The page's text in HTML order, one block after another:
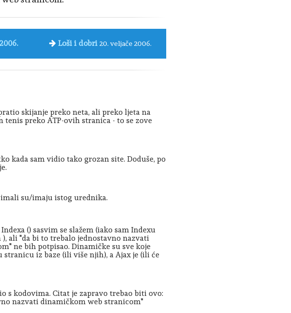
Loši i dobri 20. veljače 2006.
skijanje preko neta, ali preko ljeta na
preko ATP-ovih stranica - to se zove
kada sam vidio tako grozan site. Doduše, po
su/imaju istog urednika.
() sasvim se slažem (iako sam Indexu
), ali "da bi to trebalo jednostavno nazvati
ne bih potpisao. Dinamičke su sve koje
iz baze (ili više njih), a Ajax je (ili će
s kodovima. Citat je zapravo trebao biti ovo:
nazvati dinamičkom web stranicom"